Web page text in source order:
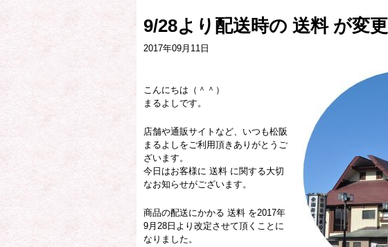
9/28より配送時の 送料 が変
2017年09月11日
こんにちは（＾＾）
まるよしです。
店舗や通販サイトなど、いつも松阪
まるよしをご利用頂きありがとうご
ざいます。
今日はお客様に 送料 に関する大切
なお知らせがございます。
商品の配送にかかる 送料 を2017年
9月28日より改定させて頂くことに
なりました。